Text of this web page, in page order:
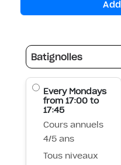
Batignolles
Every Mondays
from 17:00 to
17:45
Cours annuels
4/5 ans
Tous niveaux